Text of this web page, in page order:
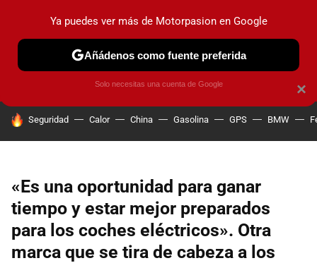
PRUEBAS COCHES ELÉCTRICOS OBSERVATORIO
HOY SE HABLA DE
Seguridad Calor China Gasolina GPS BMW
«Es una oportunidad para ganar
tiempo y estar mejor preparados
para los coches eléctricos». Otra
marca que se tira de cabeza a los
×
Ya puedes ver más de Motorpasion en Google
Añádenos como fuente preferida
Solo necesitas una cuenta de Google